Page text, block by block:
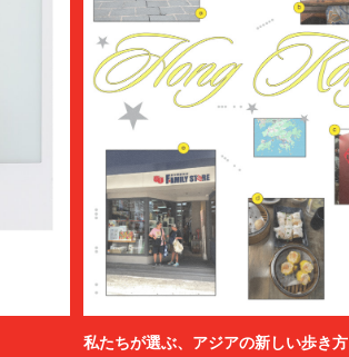
私たちが選ぶ、アジアの新しい歩き方